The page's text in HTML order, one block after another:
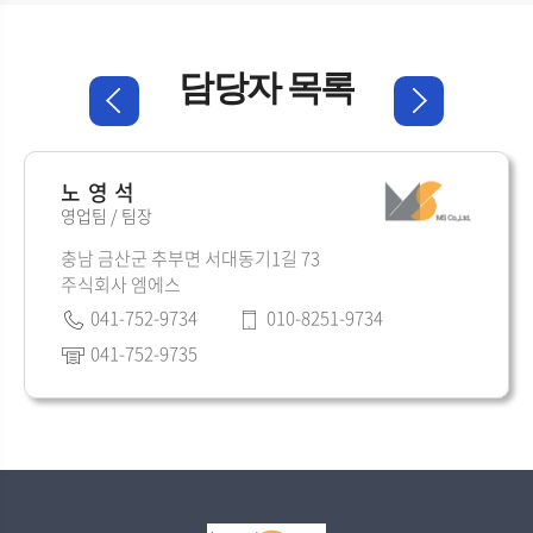
담당자 목록
노영석
영업팀 / 팀장
충남 금산군 추부면 서대동기1길 73
주식회사 엠에스
041-752-9734
010-8251-9734
041-752-9735